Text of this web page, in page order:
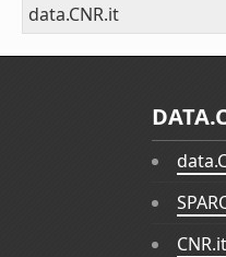
data.CNR.it
CNR.it